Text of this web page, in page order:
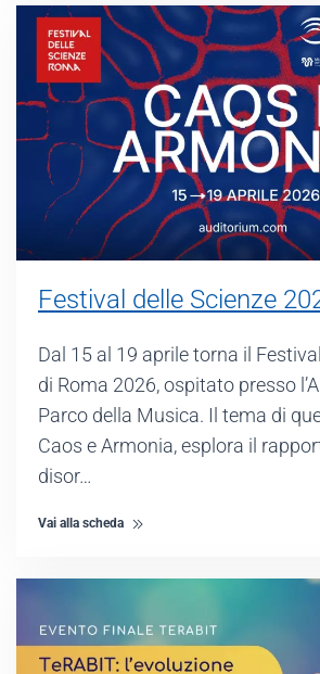
Festival delle Scienze
Dal 15 al 19 aprile torna il
di Roma 2026, ospitato presso
Parco della Musica. Il tema di
Caos e Armonia, esplora il
disor…
Vai alla scheda